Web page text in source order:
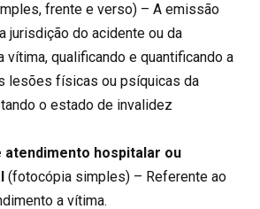
frente e verso) – A emissão
jurisdição do acidente ou da
vítima, qualificando e quantificando a
lesões físicas ou psíquicas da
o estado de invalidez
atendimento hospitalar ou
(fotocópia simples) – Referente ao
a vítima.